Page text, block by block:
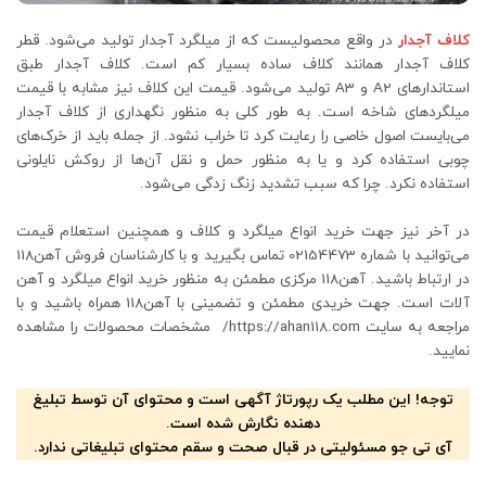
کلاف آجدار در واقع محصولیست که از میلگرد آجدار تولید می‌شود. قطر
کلاف آجدار همانند کلاف ساده بسیار کم است. کلاف آجدار طبق
استاندارهای A2 و A3 تولید می‌شود. قیمت این کلاف نیز مشابه با قیمت
میلگردهای شاخه است. به طور کلی به منظور نگهداری از کلاف آجدار
می‌بایست اصول خاصی را رعایت کرد تا خراب نشود. از جمله باید از خرک‌های
چوبی استفاده کرد و یا به منظور حمل و نقل آن‌ها از روکش نایلونی
استفاده نکرد. چرا که سبب تشدید زنگ زدگی می‌شود.
در آخر نیز جهت خرید انواع میلگرد و کلاف و همچنین استعلام قیمت
می‌توانید با شماره 02154473 تماس بگیرید و با کارشناسان فروش آهن118
در ارتباط باشید. آهن118 مرکزی مطمئن به منظور خرید انواع میلگرد و آهن
آلات است. جهت خریدی مطمئن و تضمینی با آهن118 همراه باشید و با
مراجعه به سایت https://ahan118.com/ مشخصات محصولات را مشاهده
نمایید.
توجه! این مطلب یک رپورتاژ آگهی است و محتوای آن توسط تبلیغ
دهنده نگارش شده است.
آی تی جو مسئولیتی در قبال صحت و سقم محتوای تبلیغاتی ندارد.